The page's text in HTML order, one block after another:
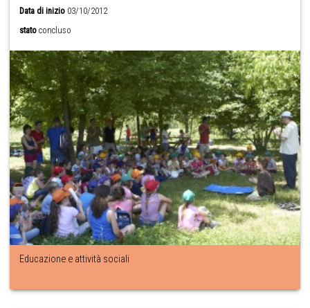
Data di inizio 03/10/2012
stato concluso
Educazione e attività sociali